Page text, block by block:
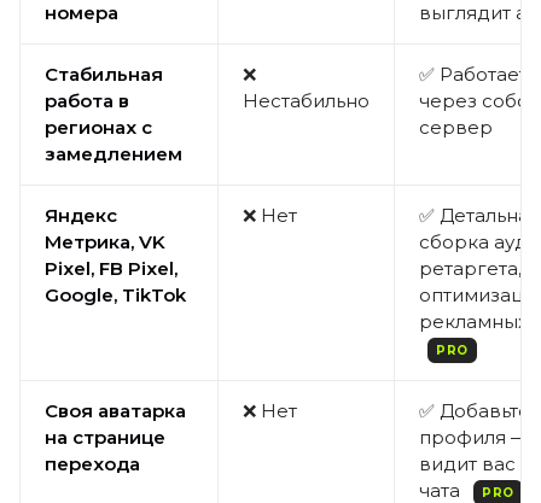
номера
выглядит
Стабильная
работа в
регионах с
замедлением
❌
Нестабильно
✅ Работает
через
сервер
Яндекс
Метрика, VK
Pixel, FB Pixel,
Google, TikTok
❌ Нет
✅
сборка
ретаргета,
рекламных
PRO
Своя аватарка
на странице
перехода
❌ Нет
✅ Добавьте
профиля —
видит вас
чата
PRO